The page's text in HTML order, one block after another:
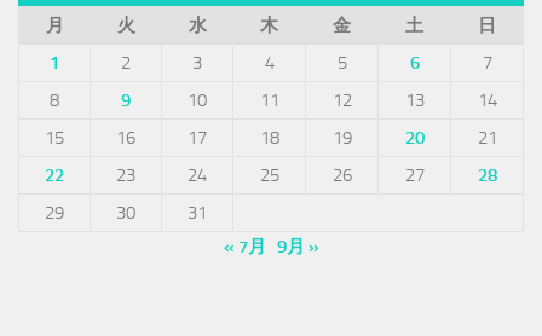
月
火 水 木 金 土
日
1
2 3 4 5 6
7
8
9 10 11 12 13
14
15
16 17 18 19 20
21
22
23 24 25 26 27
28
29
30
31
« 7月
9月 »